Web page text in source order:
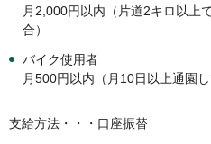
月2,000円以内（片道2キロ以上
合）
バイク使用者
月500円以内（月10日以上通園し
支給方法・・・口座振替